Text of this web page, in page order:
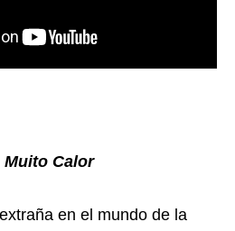
Muito Calor
en el mundo de la